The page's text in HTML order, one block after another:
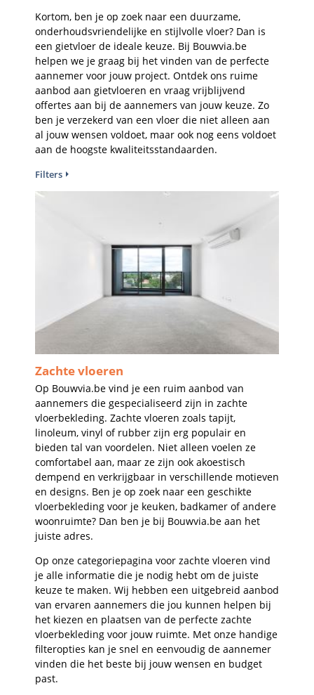
Kortom, ben je op zoek naar een duurzame,
onderhoudsvriendelijke en stijlvolle vloer? Dan is
een gietvloer de ideale keuze. Bij Bouwvia.be
helpen we je graag bij het vinden van de perfecte
aannemer voor jouw project. Ontdek ons ruime
aanbod aan gietvloeren en vraag vrijblijvend
offertes aan bij de aannemers van jouw keuze. Zo
ben je verzekerd van een vloer die niet alleen aan
al jouw wensen voldoet, maar ook nog eens voldoet
aan de hoogste kwaliteitsstandaarden.
Filters
Zachte vloeren
Op Bouwvia.be vind je een ruim aanbod van
aannemers die gespecialiseerd zijn in zachte
vloerbekleding. Zachte vloeren zoals tapijt,
linoleum, vinyl of rubber zijn erg populair en
bieden tal van voordelen. Niet alleen voelen ze
comfortabel aan, maar ze zijn ook akoestisch
dempend en verkrijgbaar in verschillende motieven
en designs. Ben je op zoek naar een geschikte
vloerbekleding voor je keuken, badkamer of andere
woonruimte? Dan ben je bij Bouwvia.be aan het
juiste adres.
Op onze categoriepagina voor zachte vloeren vind
je alle informatie die je nodig hebt om de juiste
keuze te maken. Wij hebben een uitgebreid aanbod
van ervaren aannemers die jou kunnen helpen bij
het kiezen en plaatsen van de perfecte zachte
vloerbekleding voor jouw ruimte. Met onze handige
filteropties kan je snel en eenvoudig de aannemer
vinden die het beste bij jouw wensen en budget
past.